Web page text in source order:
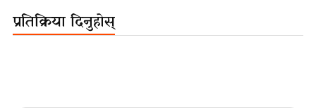
प्रतिक्रिया दिनुहोस्